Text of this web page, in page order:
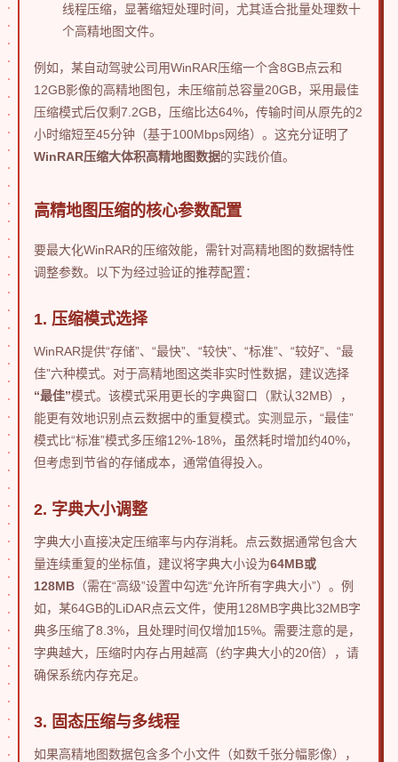
线程压缩，显著缩短处理时间，尤其适合批量处理数十
个高精地图文件。
例如，某自动驾驶公司用WinRAR压缩一个含8GB点云和
12GB影像的高精地图包，未压缩前总容量20GB，采用最佳
压缩模式后仅剩7.2GB，压缩比达64%，传输时间从原先的2
小时缩短至45分钟（基于100Mbps网络）。这充分证明了
WinRAR压缩大体积高精地图数据的实践价值。
高精地图压缩的核心参数配置
要最大化WinRAR的压缩效能，需针对高精地图的数据特性
调整参数。以下为经过验证的推荐配置：
1. 压缩模式选择
WinRAR提供“存储”、“最快”、“较快”、“标准”、“较好”、“最
佳”六种模式。对于高精地图这类非实时性数据，建议选择
“最佳”模式。该模式采用更长的字典窗口（默认32MB），
能更有效地识别点云数据中的重复模式。实测显示，“最佳”
模式比“标准”模式多压缩12%-18%，虽然耗时增加约40%，
但考虑到节省的存储成本，通常值得投入。
2. 字典大小调整
字典大小直接决定压缩率与内存消耗。点云数据通常包含大
量连续重复的坐标值，建议将字典大小设为64MB或
128MB （需在“高级”设置中勾选“允许所有字典大小”）。例
如，某64GB的LiDAR点云文件，使用128MB字典比32MB字
典多压缩了8.3%，且处理时间仅增加15%。需要注意的是，
字典越大，压缩时内存占用越高（约字典大小的20倍），请
确保系统内存充足。
3. 固态压缩与多线程
如果高精地图数据包含多个小文件（如数千张分幅影像），